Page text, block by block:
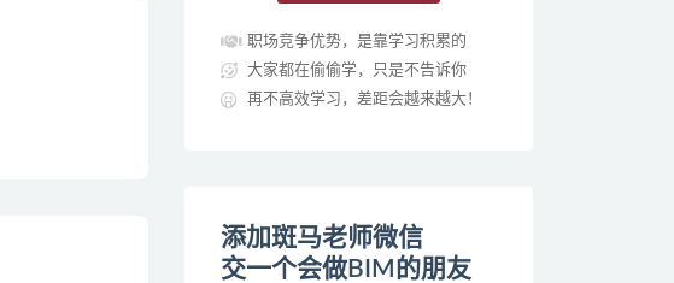
职场竞争优势，是靠学习积累的
大家都在偷偷学，只是不告诉你
再不高效学习，差距会越来越大！
添加斑马老师微信
交一个会做BIM的朋友